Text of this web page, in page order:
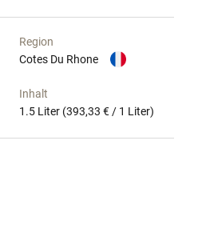
Region
Cotes Du Rhone
Inhalt
1.5 Liter (393,33 € / 1 Liter)